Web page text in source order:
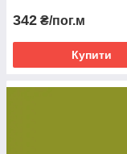
342 ₴/пог.м
Купити